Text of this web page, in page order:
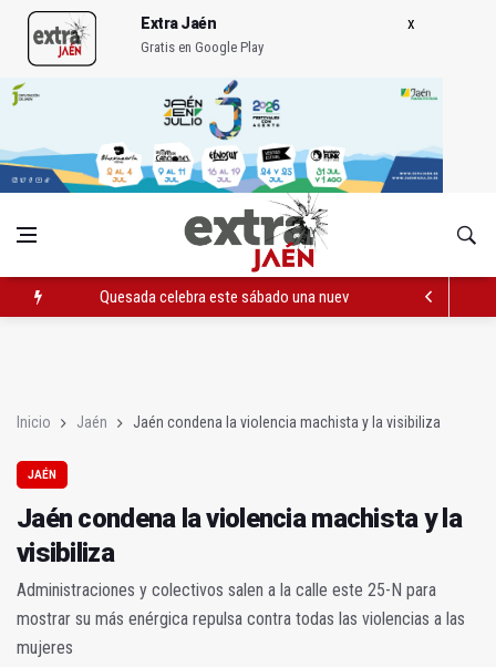
Extra Jaén
Gratis en Google Play
Quesada celebra este sábado una nueva jornada de Orgullo
Inicio Jaén Jaén condena la violencia machista y la visibiliza
JAÉN
Jaén condena la violencia machista y la
visibiliza
Administraciones y colectivos salen a la calle este 25-N para
mostrar su más enérgica repulsa contra todas las violencias a las
mujeres